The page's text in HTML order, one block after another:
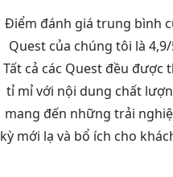
Điểm đánh giá trung bình
Quest của chúng tôi là
Tất cả các Quest đều được
tỉ mỉ với nội dung chất
mang đến những trải
kỳ mới lạ và bổ ích cho